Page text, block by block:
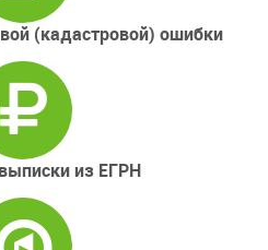
(кадастровой) ошибки
из ЕГРН